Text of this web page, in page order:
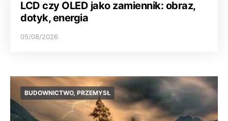
LCD czy OLED jako zamiennik: obraz,
dotyk, energia
05/08/2026
BUDOWNICTWO, PRZEMYSŁ